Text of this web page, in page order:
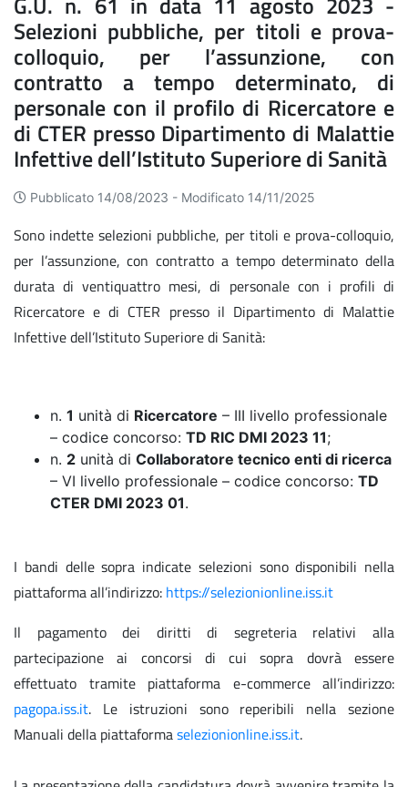
Selezioni pubbliche, per titoli e prova-
colloquio, per l’assunzione, con
contratto a tempo determinato, di
personale con il profilo di Ricercatore e
di CTER presso Dipartimento di Malattie
Infettive dell’Istituto Superiore di Sanità
Pubblicato 14/08/2023 - Modificato 14/11/2025
Sono indette selezioni pubbliche, per titoli e prova-colloquio,
per l’assunzione, con contratto a tempo determinato della
durata di ventiquattro mesi, di personale con i profili di
Ricercatore e di CTER presso il Dipartimento di Malattie
Infettive dell’Istituto Superiore di Sanità:
n. 1 unità di Ricercatore – III livello professionale
– codice concorso: TD RIC DMI 2023 11;
n. 2 unità di Collaboratore tecnico enti di ricerca
– VI livello professionale – codice concorso: TD
CTER DMI 2023 01.
I bandi delle sopra indicate selezioni sono disponibili nella
piattaforma all’indirizzo: https://selezionionline.iss.it
Il pagamento dei diritti di segreteria relativi alla
partecipazione ai concorsi di cui sopra dovrà essere
effettuato tramite piattaforma e-commerce all’indirizzo:
pagopa.iss.it. Le istruzioni sono reperibili nella sezione
Manuali della piattaformaselezionionline.iss.it.